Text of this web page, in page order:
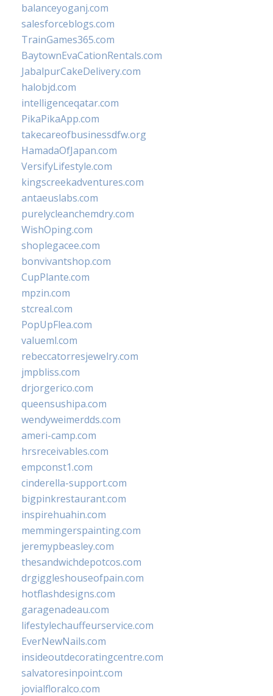
balanceyoganj.com
salesforceblogs.com
TrainGames365.com
BaytownEvaCationRentals.com
JabalpurCakeDelivery.com
halobjd.com
intelligenceqatar.com
PikaPikaApp.com
takecareofbusinessdfw.org
HamadaOfJapan.com
VersifyLifestyle.com
kingscreekadventures.com
antaeuslabs.com
purelycleanchemdry.com
WishOping.com
shoplegacee.com
bonvivantshop.com
CupPlante.com
mpzin.com
stcreal.com
PopUpFlea.com
valueml.com
rebeccatorresjewelry.com
jmpbliss.com
drjorgerico.com
queensushipa.com
wendyweimerdds.com
ameri-camp.com
hrsreceivables.com
empconst1.com
cinderella-support.com
bigpinkrestaurant.com
inspirehuahin.com
memmingerspainting.com
jeremypbeasley.com
thesandwichdepotcos.com
drgiggleshouseofpain.com
hotflashdesigns.com
garagenadeau.com
lifestylechauffeurservice.com
EverNewNails.com
insideoutdecoratingcentre.com
salvatoresinpoint.com
jovialfloralco.com